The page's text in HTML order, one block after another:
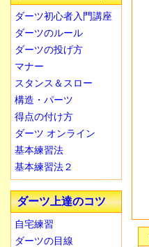
ダーツ初心者入門講座
ダーツのルール
ダーツの投げ方
マナー
スタンス＆スロー
構造・パーツ
得点の付け方
ダーツ オンライン
基本練習法
基本練習法２
ダーツ上達のコツ
自宅練習
ダーツの目線